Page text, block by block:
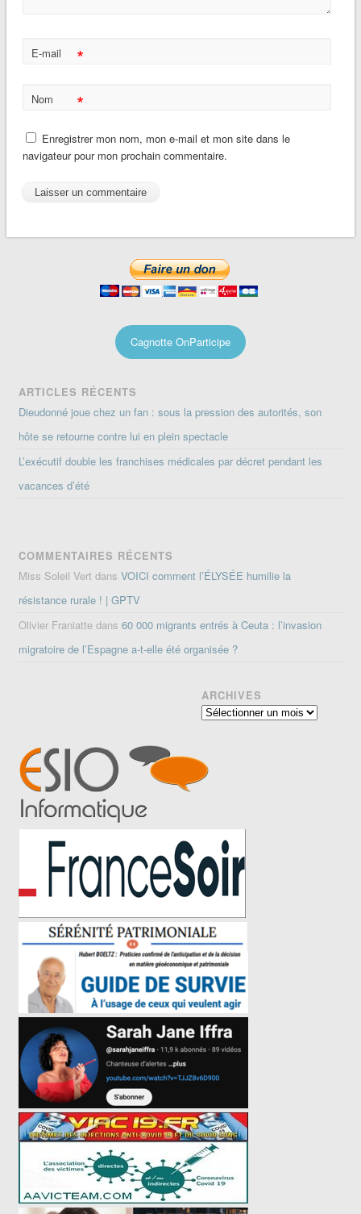
E-mail *
Nom *
Enregistrer mon nom, mon e-mail et mon site dans le
navigateur pour mon prochain commentaire.
Cagnotte OnParticipe
ARTICLES RÉCENTS
Dieudonné joue chez un fan : sous la pression des autorités, son
hôte se retourne contre lui en plein spectacle
L’exécutif double les franchises médicales par décret pendant les
vacances d’été
COMMENTAIRES RÉCENTS
Miss Soleil Vert dansVOICI comment l’ÉLYSÉE humilie la
résistance rurale ! | GPTV
Olivier Franiatte dans60 000 migrants entrés à Ceuta : l’invasion
migratoire de l’Espagne a-t-elle été organisée ?
ARCHIVES
Archives